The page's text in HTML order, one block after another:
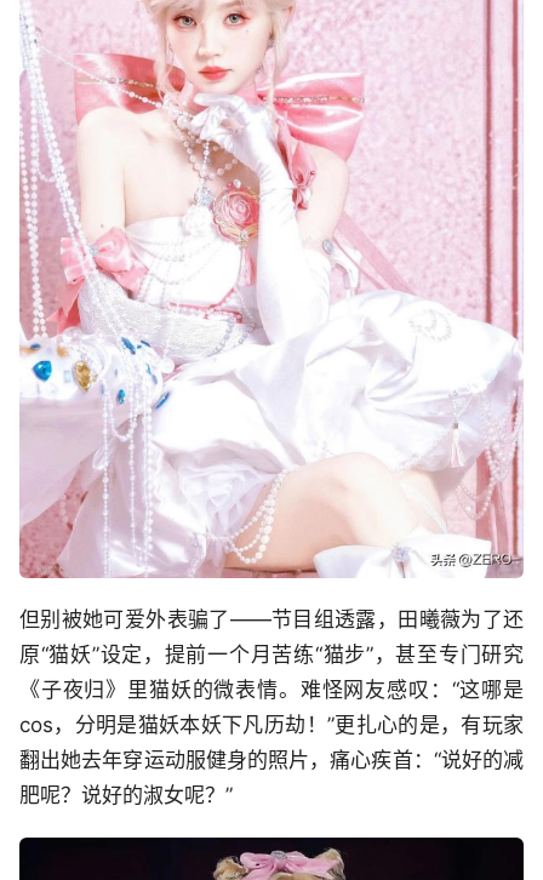
但别被她可爱外表骗了——节目组透露，田曦薇为了还
原“猫妖”设定，提前一个月苦练“猫步”，甚至专门研究
《子夜归》里猫妖的微表情。难怪网友感叹：“这哪是
cos，分明是猫妖本妖下凡历劫！”更扎心的是，有玩家
翻出她去年穿运动服健身的照片，痛心疾首：“说好的减
肥呢？说好的淑女呢？”